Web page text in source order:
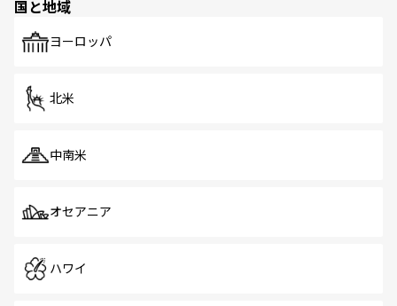
で、ホーカーズは地元の風情を楽しめる外せないスポット
国と地域
ヨーロッパ
北米
中南米
オセアニア
ハワイ